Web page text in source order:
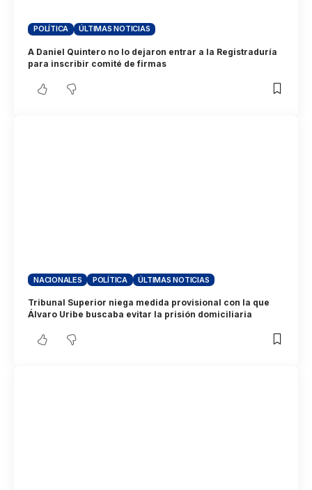
POLÍTICA ÚLTIMAS NOTICIAS
A Daniel Quintero no lo dejaron entrar a la Registraduría
para inscribir comité de firmas
NACIONALES POLÍTICA ÚLTIMAS NOTICIAS
Tribunal Superior niega medida provisional con la que
Álvaro Uribe buscaba evitar la prisión domiciliaria